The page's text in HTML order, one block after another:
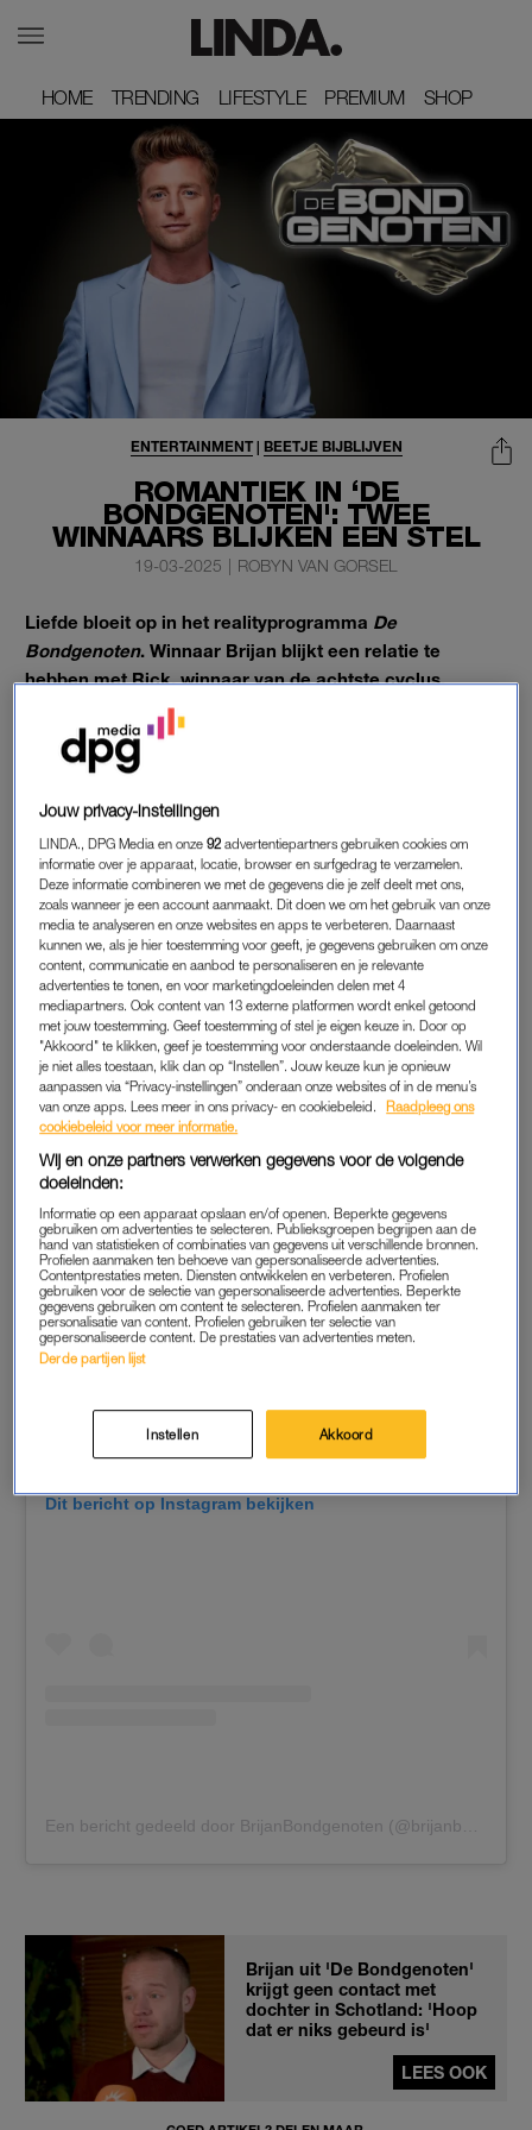
HOME
HOME TRENDING
TRENDING LIFESTYLE
LIFESTYLE PREMIUM
PREMIUM SHOP
SHOP
ROMANTIEK IN ‘DE
BONDGENOTEN': TWEE
WINNAARS BLIJKEN EEN STEL
ENTERTAINMENT| BEETJE BIJBLIJVEN
19-03-2025 | ROBYN VAN GORSEL
Liefde bloeit op in het realityprogramma De
Bondgenoten. Winnaar Brijan blijkt een relatie te
hebben met Rick, winnaar van de achtste cyclus.
Van bondgenoten naar geliefden.
RELATIE TUSSEN BONDGENOTEN
Na hun deelname aan het programma hebben de twee elkaar
beter leren kennen – en met succes. Op Instagram deelt
een lieve foto van hen samen, vergezeld van twee hartjes.
Fans reageren enthousiast op het nieuws en wensen het
koppel alle geluk toe.
‘Hartstikke leuk koppeltje én een hele leuke foto!’, schrijft een
volger. Een ander voegt toe: ‘Wat ontzettend leuk. Heel veel
geluk samen!’
Dit bericht op Instagram bekijken
Een bericht gedeeld door BrijanBondgenoten (@brijanbartennbondgenoten)
Brijan uit 'De Bondgenoten'
krijgt geen contact met
dochter in Schotland: 'Hoop
dat er niks gebeurd is'
LEES OOK
Jouw privacy-instellingen
LINDA., DPG Media en onze92 advertentiepartners gebruiken cookies om
informatie over je apparaat, locatie, browser en surfgedrag te verzamelen.
Deze informatie combineren we met de gegevens die je zelf deelt met ons,
zoals wanneer je een account aanmaakt. Dit doen we om het gebruik van onze
media te analyseren en onze websites en apps te verbeteren. Daarnaast
kunnen we, als je hier toestemming voor geeft, je gegevens gebruiken om onze
content, communicatie en aanbod te personaliseren en je relevante
advertenties te tonen, en voor marketingdoeleinden delen met 4
mediapartners. Ook content van 13 externe platformen wordt enkel getoond
met jouw toestemming. Geef toestemming of stel je eigen keuze in. Door op
"Akkoord" te klikken, geef je toestemming voor onderstaande doeleinden. Wil
je niet alles toestaan, klik dan op “Instellen”. Jouw keuze kun je opnieuw
aanpassen via “Privacy-instellingen” onderaan onze websites of in de menu’s
van onze apps. Lees meer in ons privacy- en cookiebeleid.
Raadpleeg ons
cookiebeleid voor meer informatie.
Wij en onze partners verwerken gegevens voor de volgende
doeleinden:
Informatie op een apparaat opslaan en/of openen. Beperkte gegevens
gebruiken om advertenties te selecteren. Publieksgroepen begrijpen aan de
hand van statistieken of combinaties van gegevens uit verschillende bronnen.
Profielen aanmaken ten behoeve van gepersonaliseerde advertenties.
Contentprestaties meten. Diensten ontwikkelen en verbeteren. Profielen
gebruiken voor de selectie van gepersonaliseerde advertenties. Beperkte
gegevens gebruiken om content te selecteren. Profielen aanmaken ter
personalisatie van content. Profielen gebruiken ter selectie van
gepersonaliseerde content. De prestaties van advertenties meten.
Derde partijen lijst
Instellen Akkoord